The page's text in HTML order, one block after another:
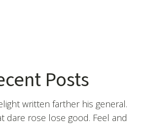
Posts
written farther his general.
dare rose lose good. Feel and